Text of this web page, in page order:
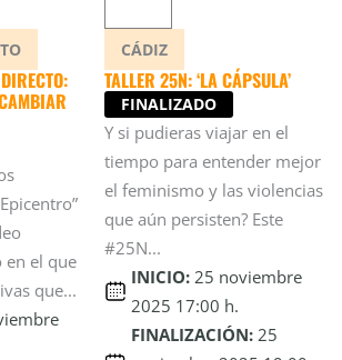
en el que
que...
CÁDIZ
TALLER 25N: ‘LA CÁPSULA’
FINALIZADO
Y si pudieras viajar en el
tiempo para entender mejor
el feminismo y las violencias
que aún persisten? Este
#25N...
INICIO: 25 noviembre
2025 17:00 h.
FINALIZACIÓN: 25